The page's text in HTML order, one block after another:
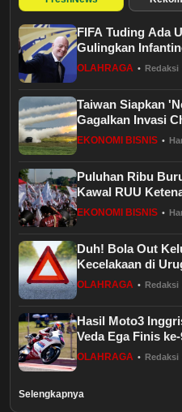
Budaya
Teknologi
Bursa
Hukum dan Kriminal
Kesehatan
Olahraga
Ekonomi Bisnis
Pariwisata
FIFA Tuding Ada
Gulingkan
OLAHRAGA • Redaksi
Taiwan Siapkan
Gagalkan Invasi
EKONOMI BISNIS •
Puluhan Ribu
Kawal RUU
EKONOMI BISNIS •
Duh! Bola Out
Kecelakaan di
OLAHRAGA • Redaksi
Hasil Moto3
Veda Ega Finis
OLAHRAGA • Redaksi
Selengkapnya